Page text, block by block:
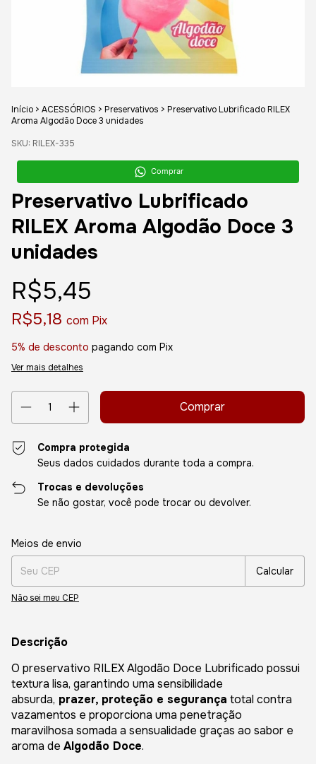
Início > ACESSÓRIOS > Preservativos > Preservativo Lubrificado RILEX
Aroma Algodão Doce 3 unidades
SKU: RILEX-335
Comprar
Preservativo Lubrificado
RILEX Aroma Algodão Doce 3
unidades
R$5,45
R$5,18 com Pix
5% de desconto pagando com Pix
Ver mais detalhes
Compra protegida
Seus dados cuidados durante toda a compra.
Trocas e devoluções
Se não gostar, você pode trocar ou devolver.
Entregas para o CEP:
Meios de envio
Calcular
Não sei meu CEP
Descrição
O preservativo RILEX Algodão Doce Lubrificado possui
textura lisa, garantindo uma sensibilidade
absurda, prazer, proteção e segurança total contra
vazamentos e proporciona uma penetração
maravilhosa somada a sensualidade graças ao sabor e
aroma de Algodão Doce.